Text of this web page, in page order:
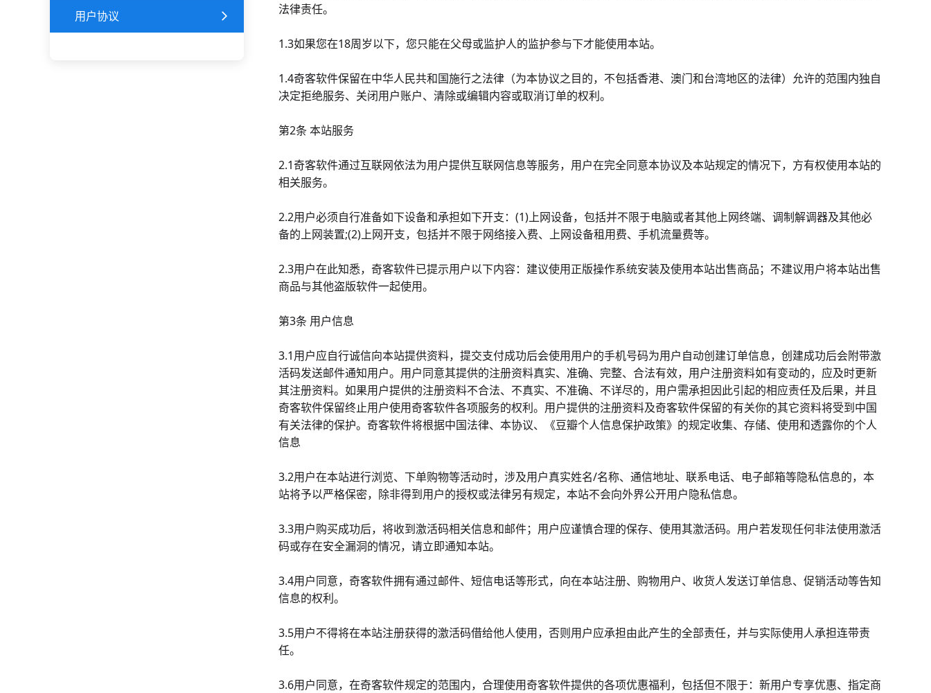
用户协议
法律责任。
1.3如果您在18周岁以下，您只能在父母或监护人的监护参与下才能使用本站。
1.4奇客软件保留在中华人民共和国施行之法律（为本协议之目的，不包括香港、澳门和台湾地区的法律）允许的范围内独自
决定拒绝服务、关闭用户账户、清除或编辑内容或取消订单的权利。
第2条 本站服务
2.1奇客软件通过互联网依法为用户提供互联网信息等服务，用户在完全同意本协议及本站规定的情况下，方有权使用本站的
相关服务。
2.2用户必须自行准备如下设备和承担如下开支：(1)上网设备，包括并不限于电脑或者其他上网终端、调制解调器及其他必
备的上网装置;(2)上网开支，包括并不限于网络接入费、上网设备租用费、手机流量费等。
2.3用户在此知悉，奇客软件已提示用户以下内容：建议使用正版操作系统安装及使用本站出售商品；不建议用户将本站出售
商品与其他盗版软件一起使用。
第3条 用户信息
3.1用户应自行诚信向本站提供资料，提交支付成功后会使用用户的手机号码为用户自动创建订单信息，创建成功后会附带激
活码发送邮件通知用户。用户同意其提供的注册资料真实、准确、完整、合法有效，用户注册资料如有变动的，应及时更新
其注册资料。如果用户提供的注册资料不合法、不真实、不准确、不详尽的，用户需承担因此引起的相应责任及后果，并且
奇客软件保留终止用户使用奇客软件各项服务的权利。用户提供的注册资料及奇客软件保留的有关你的其它资料将受到中国
有关法律的保护。奇客软件将根据中国法律、本协议、《豆瓣个人信息保护政策》的规定收集、存储、使用和透露你的个人
信息
3.2用户在本站进行浏览、下单购物等活动时，涉及用户真实姓名/名称、通信地址、联系电话、电子邮箱等隐私信息的，本
站将予以严格保密，除非得到用户的授权或法律另有规定，本站不会向外界公开用户隐私信息。
3.3用户购买成功后，将收到激活码相关信息和邮件；用户应谨慎合理的保存、使用其激活码。用户若发现任何非法使用激活
码或存在安全漏洞的情况，请立即通知本站。
3.4用户同意，奇客软件拥有通过邮件、短信电话等形式，向在本站注册、购物用户、收货人发送订单信息、促销活动等告知
信息的权利。
3.5用户不得将在本站注册获得的激活码借给他人使用，否则用户应承担由此产生的全部责任，并与实际使用人承担连带责
任。
3.6用户同意，在奇客软件规定的范围内，合理使用奇客软件提供的各项优惠福利，包括但不限于：新用户专享优惠、指定商